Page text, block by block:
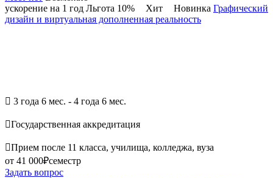
ускорение на 1 год Льгота 10% Хит Новинка Графический
дизайн и виртуальная дополненная реальность
 3 года 6 мес. - 4 года 6 мес.
Государственная аккредитация
Прием после 11 класса, училища, колледжа, вуза
от 41 000₽семестр
Задать вопрос